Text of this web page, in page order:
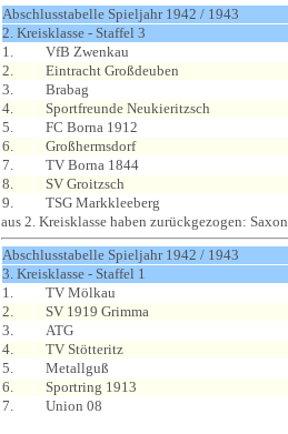
Abschlusstabelle Spieljahr 1942 / 1943
2. Kreisklasse - Staffel 3
1.
VfB Zwenkau
2.
Eintracht Großdeuben
3.
Brabag
4.
Sportfreunde Neukieritzsch
5.
FC Borna 1912
6.
Großhermsdorf
7.
TV Borna 1844
8.
SV Groitzsch
9.
TSG Markkleeberg
aus 2. Kreisklasse haben zurückgezogen:
Abschlusstabelle Spieljahr 1942 / 1943
3. Kreisklasse - Staffel 1
1.
TV Mölkau
2.
SV 1919 Grimma
3.
ATG
4.
TV Stötteritz
5.
Metallguß
6.
Sportring 1913
7.
Union 08